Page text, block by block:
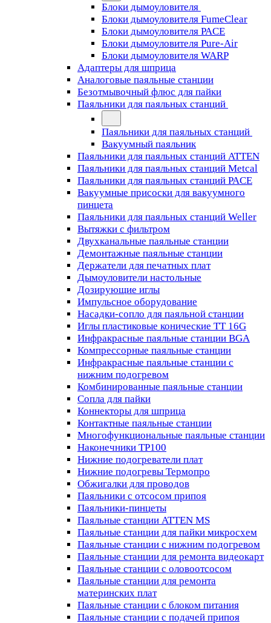
Блоки дымоуловителя
Блоки дымоуловителя FumeClear
Блоки дымоуловителя PACE
Блоки дымоуловителя Pure-Air
Блоки дымоуловителя WARP
Адаптеры для шприца
Аналоговые паяльные станции
Безотмывочный флюс для пайки
Паяльники для паяльных станций
Паяльники для паяльных станций
Вакуумный паяльник
Паяльники для паяльных станций ATTEN
Паяльники для паяльных станций Metcal
Паяльники для паяльных станций PACE
Вакуумные присоски для вакуумного
пинцета
Паяльники для паяльных станций Weller
Вытяжки с фильтром
Двухканальные паяльные станции
Демонтажные паяльные станции
Держатели для печатных плат
Дымоуловители настольные
Дозирующие иглы
Импульсное оборудование
Насадки-сопло для паяльной станции
Иглы пластиковые конические TT 16G
Инфракрасные паяльные станции BGA
Компрессорные паяльные станции
Инфракрасные паяльные станции с
нижним подогревом
Комбинированные паяльные станции
Сопла для пайки
Коннекторы для шприца
Контактные паяльные станции
Многофункциональные паяльные станции
Наконечники TP100
Нижние подогреватели плат
Нижние подогревы Термопро
Обжигалки для проводов
Паяльники с отсосом припоя
Паяльники-пинцеты
Паяльные станции ATTEN MS
Паяльные станции для пайки микросхем
Паяльные станции с нижним подогревом
Паяльные станции для ремонта видеокарт
Паяльные станции с оловоотсосом
Паяльные станции для ремонта
материнских плат
Паяльные станции с блоком питания
Паяльные станции с подачей припоя